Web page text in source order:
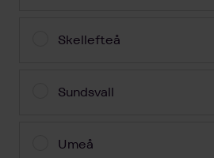
Skellefteå
Sundsvall
Umeå